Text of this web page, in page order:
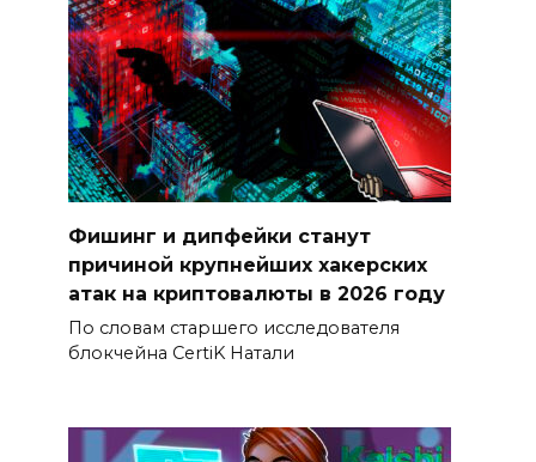
Фишинг и дипфейки станут
причиной крупнейших хакерских
атак на криптовалюты в 2026 году
По словам старшего исследователя
блокчейна CertiK Натали